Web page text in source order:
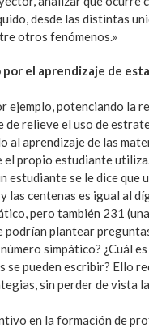
desde las distintas
otros fenómenos.»
el aprendizaje de
ejemplo, potenciando la
relieve el uso de
al aprendizaje de las
propio estudiante utiliza.
estudiante se le dice que
las centenas es igual al
pero también 231
podrían plantear
simpático? ¿Cuál
pueden escribir? Ello
sin perder de vista
en la formación de